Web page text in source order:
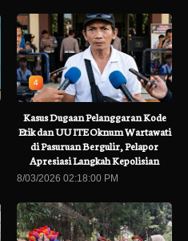
4
Kasus Dugaan Pelanggaran Kode
Etik dan UU ITE Oknum Wartawati
di Pasuruan Bergulir, Pelapor
Apresiasi Langkah Kepolisian
8/03/2026 02:18:00 PM